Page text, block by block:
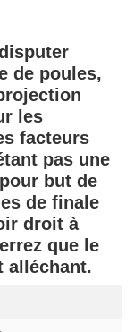
de poules,
les
facteurs
pas une
but de
de finale
droit à
que le
alléchant.